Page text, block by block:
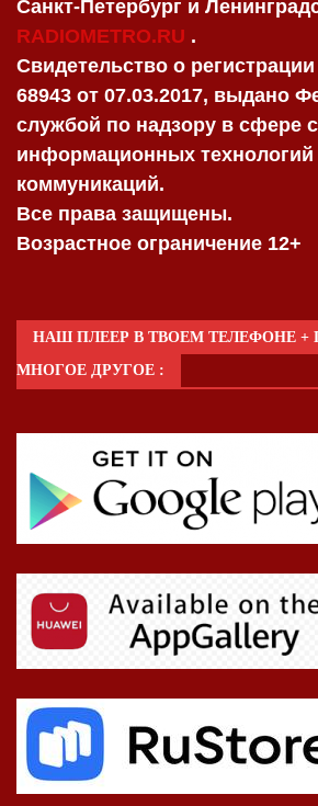
Санкт-Петербург и
RADIOMETRO.RU .
Свидетельство о
68943 от 07.03.2017, выдано
службой по надзору в сфере
информационных
коммуникаций.
Все права защищены.
Возрастное ограничение 12+
НАШ ПЛЕЕР В ТВОЕМ ТЕЛЕФОНЕ +
МНОГОЕ ДРУГОЕ :